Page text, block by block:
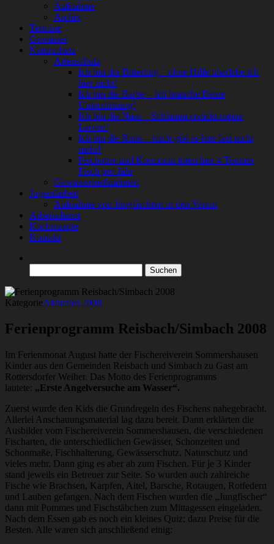
Aufnahme
Archiv
Termine
Gewässer
Naturschutz
Artenschutz
Ich bin der Bitterling – ohne Hilfe überlebe ich
hier nicht!
Ich bin die Barbe – ich brauche Deine
Unterstützung!
Ich bin die Nase – Schlamm erstickt meine
Larven!
Ich bin die Rutte – mich gibt es hier fast nicht
mehr!
Fischotter und Kormoran töten hier 4 Tonnen
Fisch pro Jahr
Gewässermaßnahmen
Jugendarbeit
Aufnahme von Jungfischern in den Verein
Arbeitsdienst
Kochrezepte
Kontakt
nach:
KategorieAktuelles 2008
Ferienprogramm Reisbach/Simbach 2008
Im Ferienmonat August hatte der Fischereiverein Sommershausen
Kinder aus den Gemeinden Reisbach und Simbach zu Gast am
Rottersdorfer Weiher. Das Motto des Ferienprogramms
lautete: „Erste Angelversuche am Wasser“.
Zuerst wurde den Kids die Grundregeln des Fischens nahegebracht.
Allerlei Anschauungsmaterial lag dazu bereit. Dann erklärten die
Ausbilder vom Fischereiverein Sommershausen, die verschiedenen
Fischarten, die unterschiedlichen Gewässer, Schonzeiten und
Schonmaße, Fischhalterung, Gewässerschutz, Naturschutz und
vieles mehr. Dann ging es aber ab zum Fischen. Für je 3 Kinder
stand jeweils ein Betreuer zur Seite. So wurden auch zahlreiche
Fische wie Brachsen, Karpfen, Aitel, Barsche, Rotaugen, Rotfedern
und Lauben gefangen. Nach dem Fischen wurden die „Jungfischer“
dann mit Pommes und Fischstäbchen zum Mittagessen eingeladen.
Nach dem Essen gab es noch ein kleines Quiz; dazu Preise für die
Besten. Alle waren sich anschließend einig: